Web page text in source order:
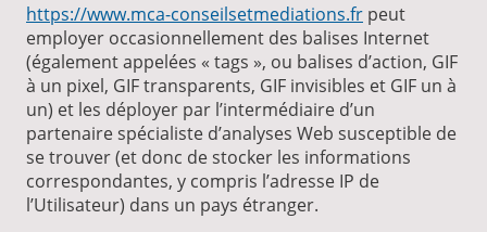
https://www.mca-conseilsetmediations.fr peut
employer occasionnellement des balises Internet
(également appelées « tags », ou balises d’action, GIF
à un pixel, GIF transparents, GIF invisibles et GIF un à
un) et les déployer par l’intermédiaire d’un
partenaire spécialiste d’analyses Web susceptible de
se trouver (et donc de stocker les informations
correspondantes, y compris l’adresse IP de
l’Utilisateur) dans un pays étranger.